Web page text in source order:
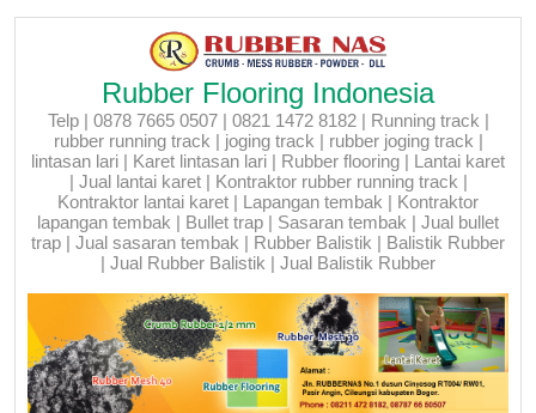
Rubber Flooring Indonesia
Telp | 0878 7665 0507 | 0821 1472 8182 | Running track |
rubber running track | joging track | rubber joging track |
lintasan lari | Karet lintasan lari | Rubber flooring | Lantai karet
| Jual lantai karet | Kontraktor rubber running track |
Kontraktor lantai karet | Lapangan tembak | Kontraktor
lapangan tembak | Bullet trap | Sasaran tembak | Jual bullet
trap | Jual sasaran tembak | Rubber Balistik | Balistik Rubber
| Jual Rubber Balistik | Jual Balistik Rubber